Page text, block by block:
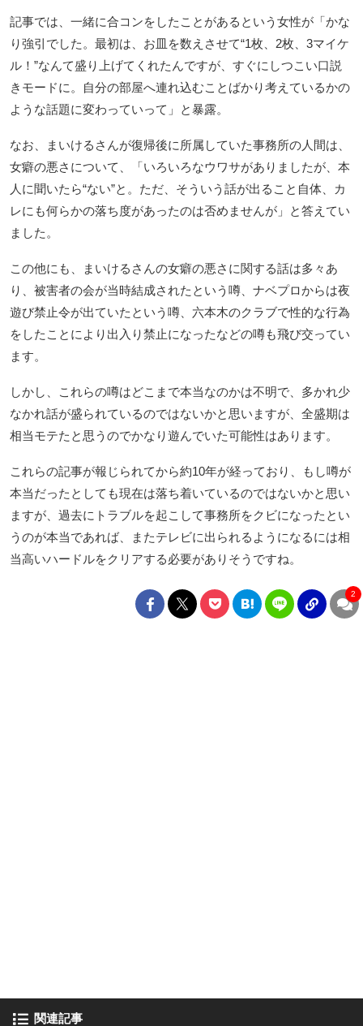
記事では、一緒に合コンをしたことがあるという女性が「かな
り強引でした。最初は、お皿を数えさせて“1枚、2枚、3マイケ
ル！”なんて盛り上げてくれたんですが、すぐにしつこい口説
きモードに。自分の部屋へ連れ込むことばかり考えているかの
ような話題に変わっていって」と暴露。
なお、まいけるさんが復帰後に所属していた事務所の人間は、
女癖の悪さについて、「いろいろなウワサがありましたが、本
人に聞いたら“ない”と。ただ、そういう話が出ること自体、カ
レにも何らかの落ち度があったのは否めませんが」と答えてい
ました。
この他にも、まいけるさんの女癖の悪さに関する話は多々あ
り、被害者の会が当時結成されたという噂、ナベプロからは夜
遊び禁止令が出ていたという噂、六本木のクラブで性的な行為
をしたことにより出入り禁止になったなどの噂も飛び交ってい
ます。
しかし、これらの噂はどこまで本当なのかは不明で、多かれ少
なかれ話が盛られているのではないかと思いますが、全盛期は
相当モテたと思うのでかなり遊んでいた可能性はあります。
これらの記事が報じられてから約10年が経っており、もし噂が
本当だったとしても現在は落ち着いているのではないかと思い
ますが、過去にトラブルを起こして事務所をクビになったとい
うのが本当であれば、またテレビに出られるようになるには相
当高いハードルをクリアする必要がありそうですね。
2
関連記事